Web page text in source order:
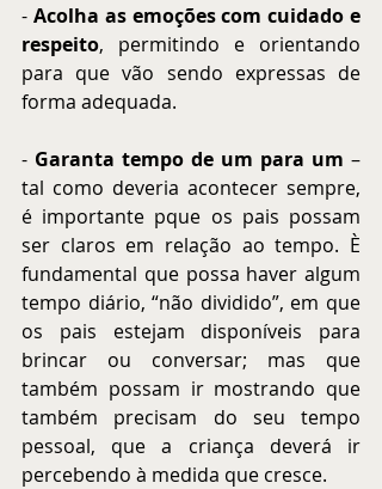
- Acolha as emoções com cuidado e
respeito, permitindo e orientando
para que vão sendo expressas de
forma adequada.
- Garanta tempo de um para um –
tal como deveria acontecer sempre,
é importante pque os pais possam
ser claros em relação ao tempo. È
fundamental que possa haver algum
tempo diário, “não dividido”, em que
os pais estejam disponíveis para
brincar ou conversar; mas que
também possam ir mostrando que
também precisam do seu tempo
pessoal, que a criança deverá ir
percebendo à medida que cresce.